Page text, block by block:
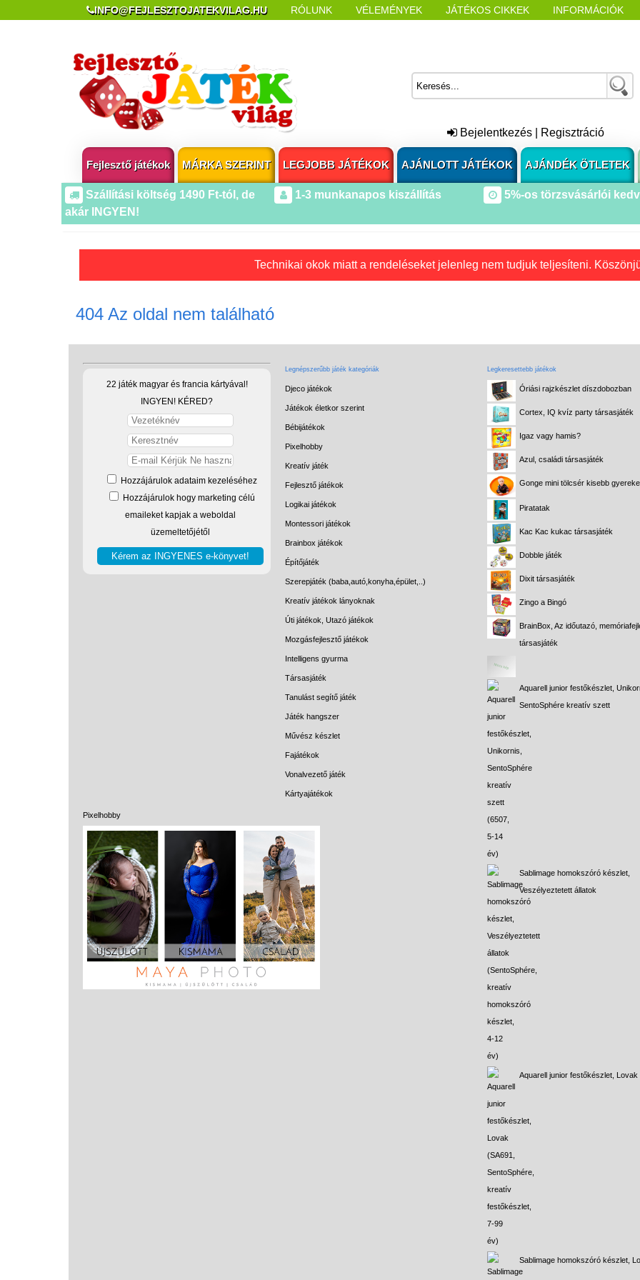
INFO@FEJLESZTOJATEKVILAG.HU RÓLUNK VÉLEMÉNYEK JÁTÉKOS CIKKEK INFORMÁCIÓK
Bejelentkezés Regisztráció
Fejlesztő játékok MÁRKA SZERINT LEGJOBB JÁTÉKOK AJÁNLOTT JÁTÉKOK AJÁNDÉK ÖTLETEK
Szállítási költség 1490 Ft-tól, de
akár INGYEN!
1-3 munkanapos kiszállítás 5%-os törzsvásárlói
Technikai okok miatt a rendeléseket jelenleg nem tudjuk teljesíteni.
404 Az oldal nem található
22 játék magyar és francia kártyával!
INGYEN! KÉRED?
Hozzájárulok adataim kezeléséhez
Hozzájárulok hogy marketing célú
emaileket kapjak a weboldal
üzemeltetőjétől
Pixelhobby
Legnépszerűbb játék kategóriák
Djeco játékok
Játékok életkor szerint
Bébijátékok
Pixelhobby
Kreatív játék
Fejlesztő játékok
Logikai játékok
Montessori játékok
Brainbox játékok
Építőjáték
Szerepjáték (baba,autó,konyha,épület,..)
Kreatív játékok lányoknak
Úti játékok, Utazó játékok
Mozgásfejlesztő játékok
Intelligens gyurma
Társasjáték
Tanulást segítő játék
Játék hangszer
Művész készlet
Fajátékok
Vonalvezető játék
Kártyajátékok
Legkeresettebb játékok
Óriási rajzkészlet díszdobozban
Cortex, IQ kvíz party társasjáték
Igaz vagy hamis?
Azul, családi társasjáték
Gonge mini tölcsér kisebb
Piratatak
Kac Kac kukac társasjáték
Dobble játék
Dixit társasjáték
Zingo a Bingó
BrainBox, Az időutazó,
társasjáték
Aquarell junior festőkészlet,
SentoSphére kreatív szett
Sablimage homokszóró készlet,
Veszélyeztetett állatok
Aquarell junior festőkészlet, Lovak
Sablimage homokszóró készlet,